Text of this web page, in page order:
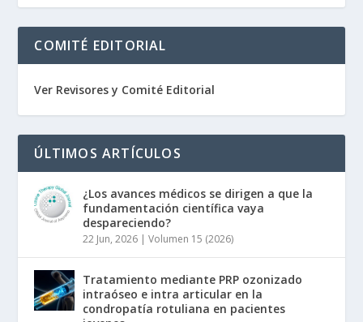
COMITÉ EDITORIAL
Ver Revisores y Comité Editorial
ÚLTIMOS ARTÍCULOS
¿Los avances médicos se dirigen a que la
fundamentación científica vaya
despareciendo?
22 Jun, 2026 |Volumen 15 (2026)
Tratamiento mediante PRP ozonizado
intraóseo e intra articular en la
condropatía rotuliana en pacientes